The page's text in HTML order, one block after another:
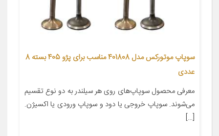
سوپاپ موتورکس مدل 401808 مناسب برای پژو 405 بسته 8
عددی
معرفی محصول سوپاپ‌های روی هر سیلندر به دو نوع تقسیم
می‌شوند. سوپاپ خروجی یا دود و سوپاپ ورودی یا اکسیژن.
[…]